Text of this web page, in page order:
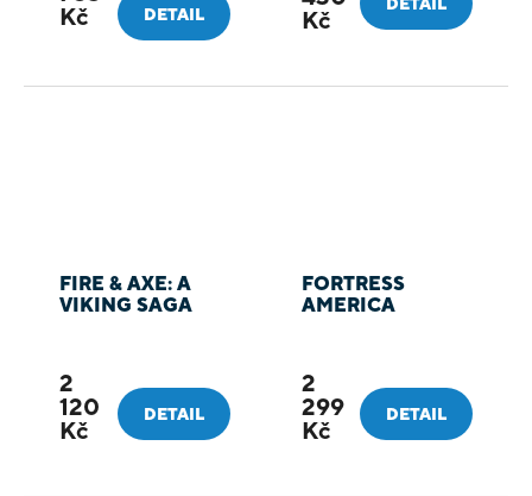
Kč
DETAIL
Kč
FIRE & AXE: A
VIKING SAGA
2
120
Kč
DETAIL
FORTRESS
AMERICA
2
299
Kč
DETAIL